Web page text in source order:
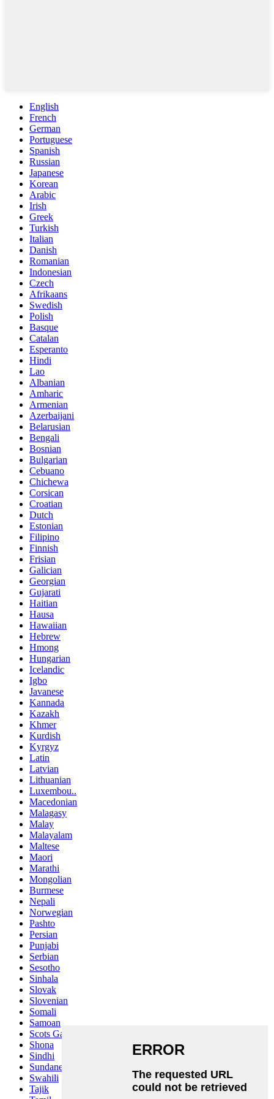
English
French
German
Portuguese
Spanish
Russian
Japanese
Korean
Arabic
Irish
Greek
Turkish
Italian
Danish
Romanian
Indonesian
Czech
Afrikaans
Swedish
Polish
Basque
Catalan
Esperanto
Hindi
Lao
Albanian
Amharic
Armenian
Azerbaijani
Belarusian
Bengali
Bosnian
Bulgarian
Cebuano
Chichewa
Corsican
Croatian
Dutch
Estonian
Filipino
Finnish
Frisian
Galician
Georgian
Gujarati
Haitian
Hausa
Hawaiian
Hebrew
Hmong
Hungarian
Icelandic
Igbo
Javanese
Kannada
Kazakh
Khmer
Kurdish
Kyrgyz
Latin
Latvian
Lithuanian
Luxembou..
Macedonian
Malagasy
Malay
Malayalam
Maltese
Maori
Marathi
Mongolian
Burmese
Nepali
Norwegian
Pashto
Persian
Punjabi
Serbian
Sesotho
Sinhala
Slovak
Slovenian
Somali
Samoan
Scots Gaelic
Shona
Sindhi
Sundanese
Swahili
Tajik